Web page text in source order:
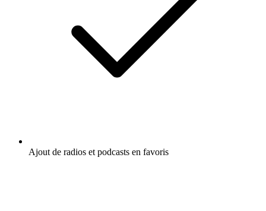
Ajout de radios et podcasts en favoris